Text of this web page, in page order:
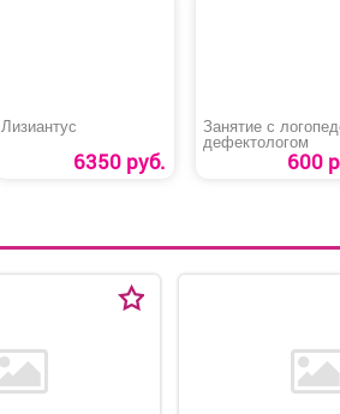
Лизиантус
6350 руб.
Занятие с
дефектологом
600